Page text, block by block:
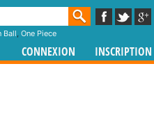
Ball, One Piece
CONNEXION INSCRIPTION